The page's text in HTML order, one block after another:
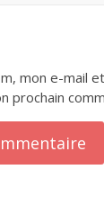
mon e-mail
prochain